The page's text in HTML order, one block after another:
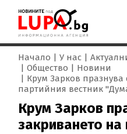
Начало У нас
Общество
Новини
Крум Зарков
партийния вестник
Крум Зарков
закриването на